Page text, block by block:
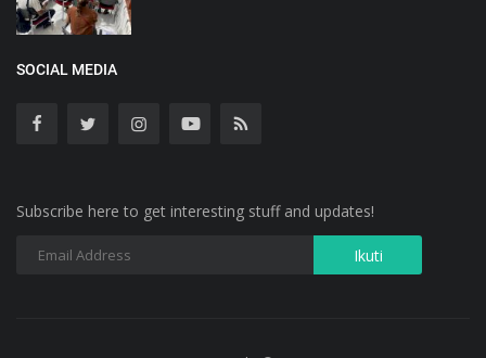
SOCIAL MEDIA
Subscribe here to get interesting stuff and updates!